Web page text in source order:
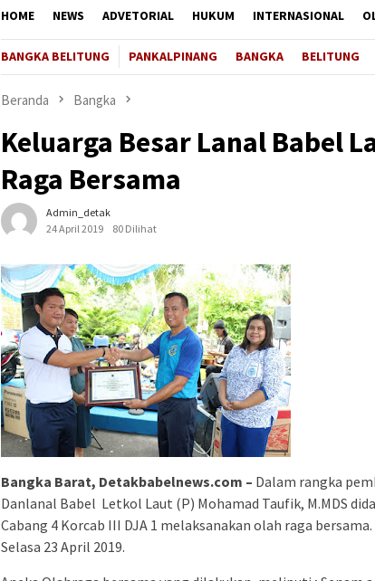
HOME NEWS ADVETORIAL HUKUM INTERNASIONAL
BANGKA BELITUNG PANKALPINANG BANGKA BELITUNG
Beranda Bangka
Keluarga Besar Lanal Babel
Raga Bersama
Admin_detak
24 April 2019
80 Dilihat
Bangka Barat, Detakbabelnews.com – Dalam rangka
Danlanal Babel Letkol Laut (P) Mohamad Taufik, M.MDS
Cabang 4 Korcab III DJA 1 melaksanakan olah raga bersama.
Selasa 23 April 2019.